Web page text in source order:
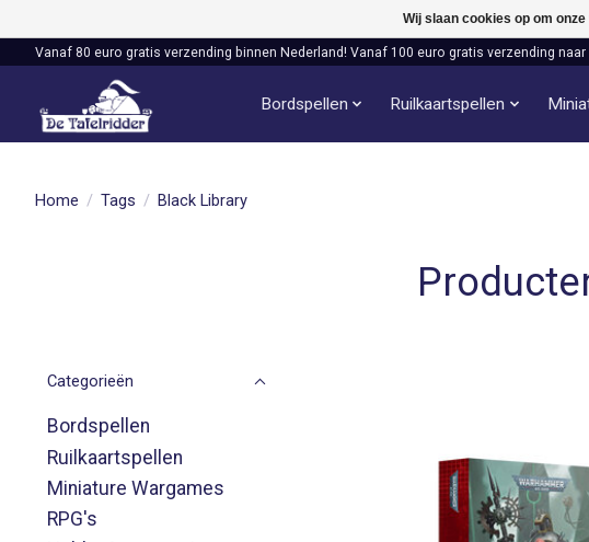
Vanaf 80 euro gratis verzending binnen Nederland! Vanaf 100 euro gratis verzending naar
Bordspellen Ruilkaartspellen
Home / Tags / Black Library
Categorieën
Bordspellen
Ruilkaartspellen
Miniature Wargames
RPG's
Wij slaan cookies op om